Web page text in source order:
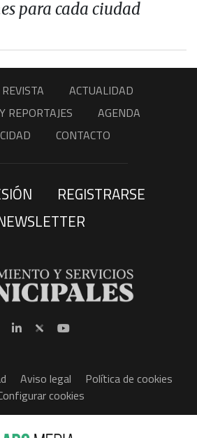
para cada ciudad
REVISTA
ACTUALIDAD
REPORTAJES
AGENDA
CONTACTO
REGISTRARSE
Aviso legal
Política de cookies
cookies